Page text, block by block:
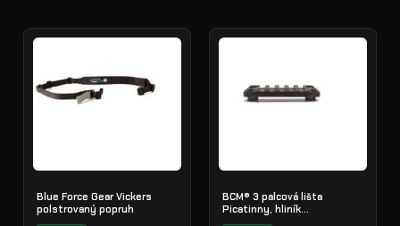
Blue Force Gear Vickers
polstrovaný popruh
BCM® 3 palcová lišta
Picatinny, hliník